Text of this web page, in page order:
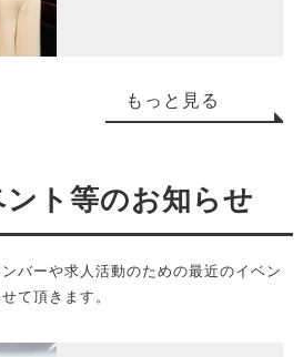
もっと見る
ト等のお知らせ
バーや求人活動のための最近のイベン
て頂きます。